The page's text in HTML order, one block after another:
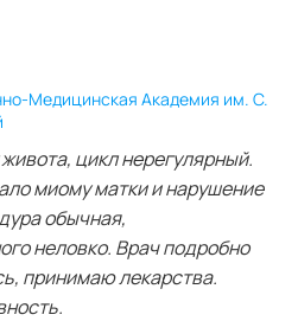
Медицинская Академия им. С.
цикл нерегулярный.
миому матки и нарушение
обычная,
неловко. Врач подробно
принимаю лекарства.